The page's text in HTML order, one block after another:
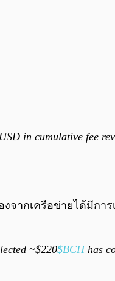
in cumulative fee
ากเครือข่ายได้มีกา
~$220$BCHhas